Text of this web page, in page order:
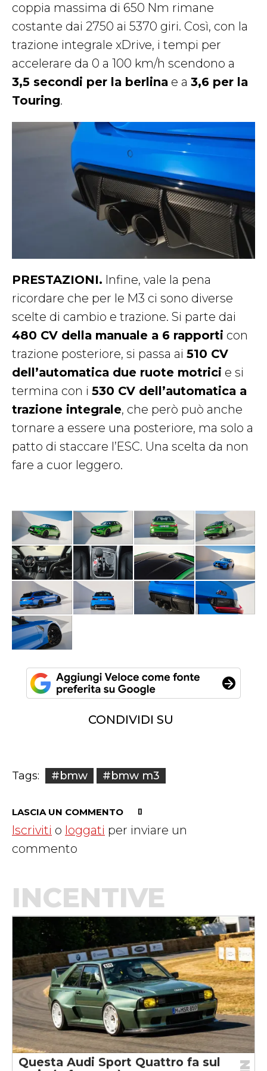
coppia massima di 650 Nm rimane
costante dai 2750 ai 5370 giri. Così, con la
trazione integrale xDrive, i tempi per
accelerare da 0 a 100 km/h scendono a
3,5 secondi per la berlina e a 3,6 per la
Touring.
PRESTAZIONI. Infine, vale la pena
ricordare che per le M3 ci sono diverse
scelte di cambio e trazione. Si parte dai
480 CV della manuale a 6 rapporti con
trazione posteriore, si passa ai 510 CV
dell’automatica due ruote motrici e si
termina con i 530 CV dell’automatica a
trazione integrale, che però può anche
tornare a essere una posteriore, ma solo a
patto di staccare l’ESC. Una scelta da non
fare a cuor leggero.
CONDIVIDI SU
Tags: #bmw #bmw m3
LASCIA UN COMMENTO
Iscriviti o loggati per inviare un
commento
INCENTIVE
Questa Audi Sport Quattro fa sul